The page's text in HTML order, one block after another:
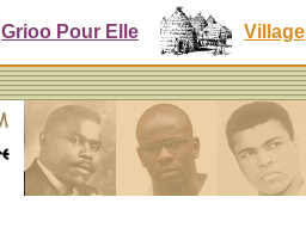
Grioo Pour Elle Village